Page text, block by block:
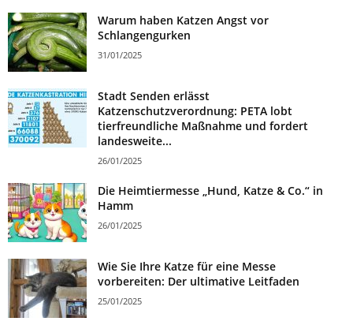
Warum haben Katzen Angst vor
Schlangengurken
31/01/2025
Stadt Senden erlässt
Katzenschutzverordnung: PETA lobt
tierfreundliche Maßnahme und fordert
landesweite...
26/01/2025
Die Heimtiermesse „Hund, Katze & Co.“ in
Hamm
26/01/2025
Wie Sie Ihre Katze für eine Messe
vorbereiten: Der ultimative Leitfaden
25/01/2025